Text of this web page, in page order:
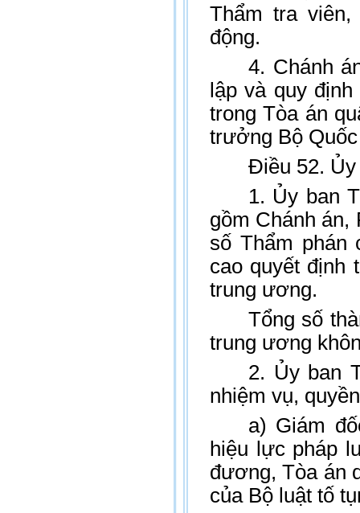
Thẩm tra
động.
4. Chánh
lập và quy
trong Tòa án
trưởng Bộ
Điều 52.
1. Ủy ban
gồm Chánh án,
số Thẩm phán
cao quyết định
trung ương.
Tổng số
trung ương
2. Ủy ban
nhiệm vụ,
a) Giám
hiệu lực pháp
đương, Tòa án
của Bộ luật tố